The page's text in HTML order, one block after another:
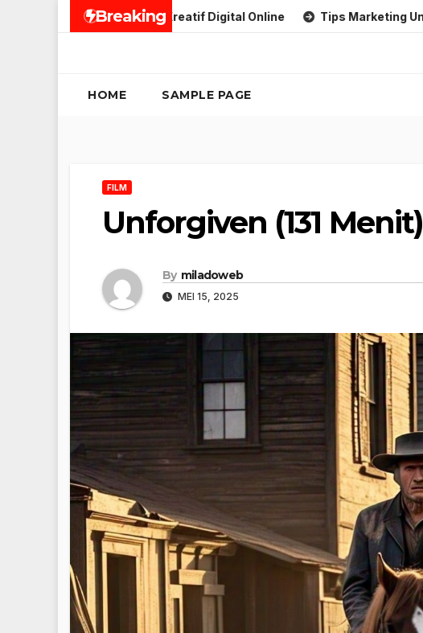
Breaking
Branding Kreatif Digital Online Tips Marketing Untuk Umkm
HOME SAMPLE PAGE
FILM
Unforgiven (131 Menit)
By miladoweb
MEI 15, 2025